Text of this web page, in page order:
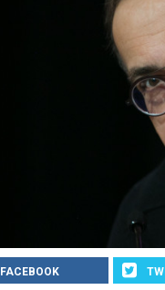
FACEBOOK